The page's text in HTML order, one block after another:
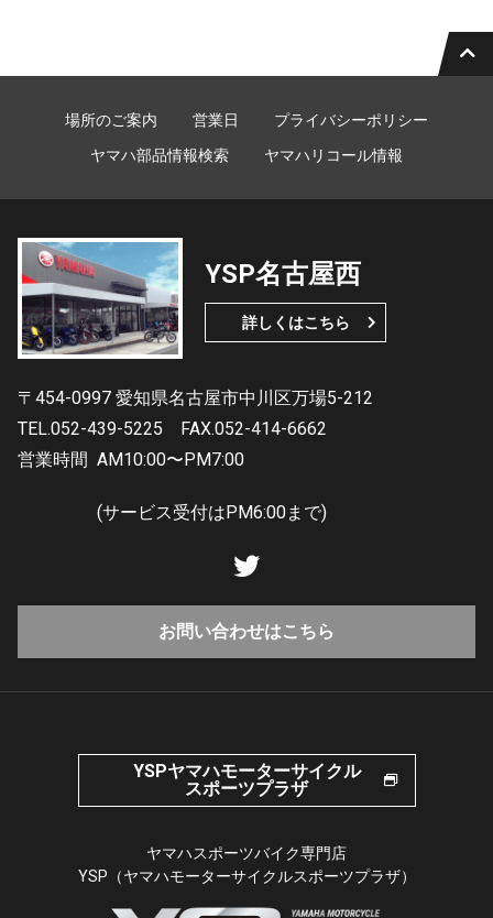
場所のご案内 営業日
プライバシーポリシー
ヤマハ部品情報検索
ヤマハリコール情報
YSP名古屋西
詳しくはこちら
〒454-0997 愛知県名古屋市中川区万場5-212
TEL.052-439-5225
FAX.052-414-6662
営業時間 AM10:00〜PM7:00
(サービス受付はPM6:00まで)
お問い合わせはこちら
YSPヤマハモーターサイクル
スポーツプラザ
ヤマハスポーツバイク専門店
YSP（ヤマハモーターサイクルスポーツプラザ）